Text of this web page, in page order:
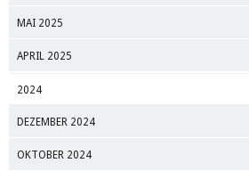
MAI 2025
APRIL 2025
2024
DEZEMBER 2024
OKTOBER 2024